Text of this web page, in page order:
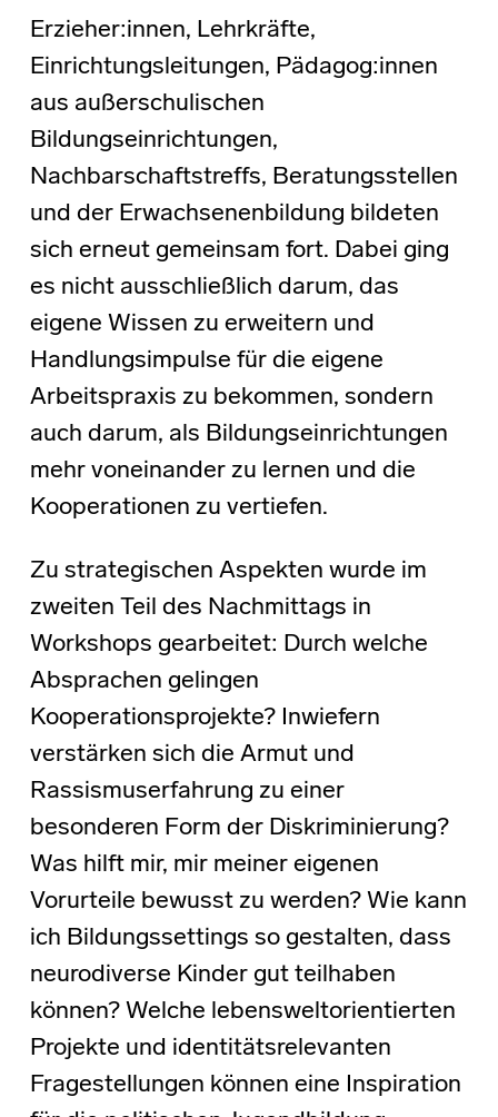
Erzieher:innen, Lehrkräfte,
Einrichtungsleitungen, Pädagog:innen
aus außerschulischen
Bildungseinrichtungen,
Nachbarschaftstreffs, Beratungsstellen
und der Erwachsenenbildung bildeten
sich erneut gemeinsam fort. Dabei ging
es nicht ausschließlich darum, das
eigene Wissen zu erweitern und
Handlungsimpulse für die eigene
Arbeitspraxis zu bekommen, sondern
auch darum, als Bildungseinrichtungen
mehr voneinander zu lernen und die
Kooperationen zu vertiefen.
Zu strategischen Aspekten wurde im
zweiten Teil des Nachmittags in
Workshops gearbeitet: Durch welche
Absprachen gelingen
Kooperationsprojekte? Inwiefern
verstärken sich die Armut und
Rassismuserfahrung zu einer
besonderen Form der Diskriminierung?
Was hilft mir, mir meiner eigenen
Vorurteile bewusst zu werden? Wie kann
ich Bildungssettings so gestalten, dass
neurodiverse Kinder gut teilhaben
können? Welche lebensweltorientierten
Projekte und identitätsrelevanten
Fragestellungen können eine Inspiration